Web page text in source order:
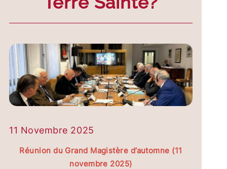
11 Novembre 2025
Réunion du Grand Magistère d’automne (11
novembre 2025)